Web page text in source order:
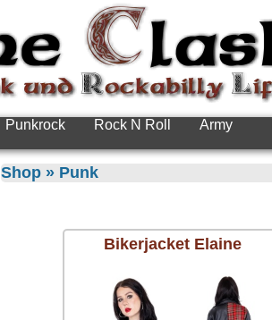
Punkrock Rock N Roll Army
Shop» Punk
Bikerjacket Elaine